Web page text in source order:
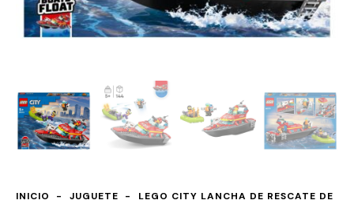
INICIO JUGUETE
LEGO CITY LANCHA DE RESCATE DE